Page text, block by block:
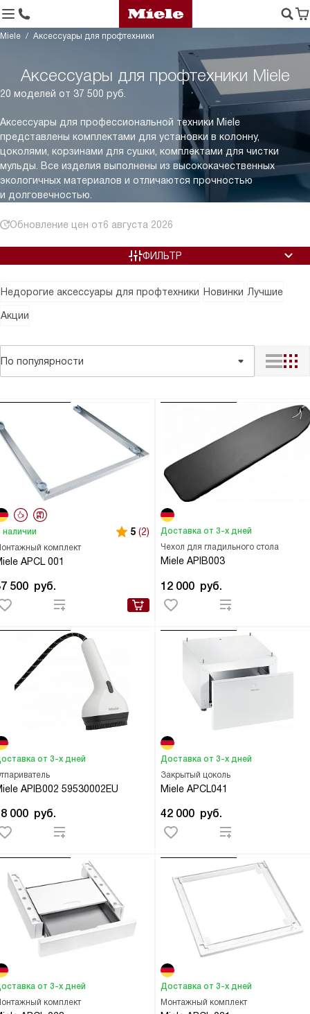
Miele Аксессуары для профтехники
Аксессуары для профтехники Miele
20 моделей от 37 500 руб.
Аксессуары для профессиональной техники Miele
представлены комплектами для установки в колонну,
цоколями, корзинами для сушки, комплектами для чистки
мульды. Все изделия выполнены из высококачественных
экологичных материалов и отличаются прочностью
и долговечностью.
Обновление цен от6 августа 2026
ФИЛЬТР
Недорогие аксессуары для профтехники Новинки Лучшие
Акции
По популярности
комплект
APCL 001
наличии 5 (2)
500 руб.
Чехол для гладильного стола
Miele APIB003
Доставка от 3-х дней
12 000 руб.
APIB002 59530002EU
от 3-х дней
000 руб.
Закрытый цоколь
Miele APCL041
Доставка от 3-х дней
42 000 руб.
комплект
от 3-х дней
Монтажный комплект
Доставка от 3-х дней